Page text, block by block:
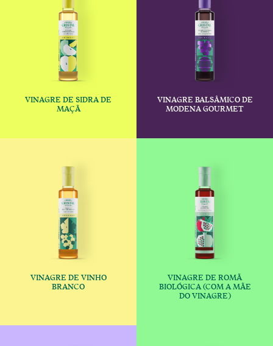
VINAGRE DE SIDRA DE
MAÇÃ€
VINAGRE BALSÂMICO DE
MODENA GOURMET
€
VINAGRE DE VINHO
BRANCO
€
VINAGRE DE ROMÃ
BIOLÓGICA (COM A MÃE
DO VINAGRE)
€